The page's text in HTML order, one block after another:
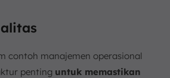
contoh manajemen operasional
penting untuk memastikan